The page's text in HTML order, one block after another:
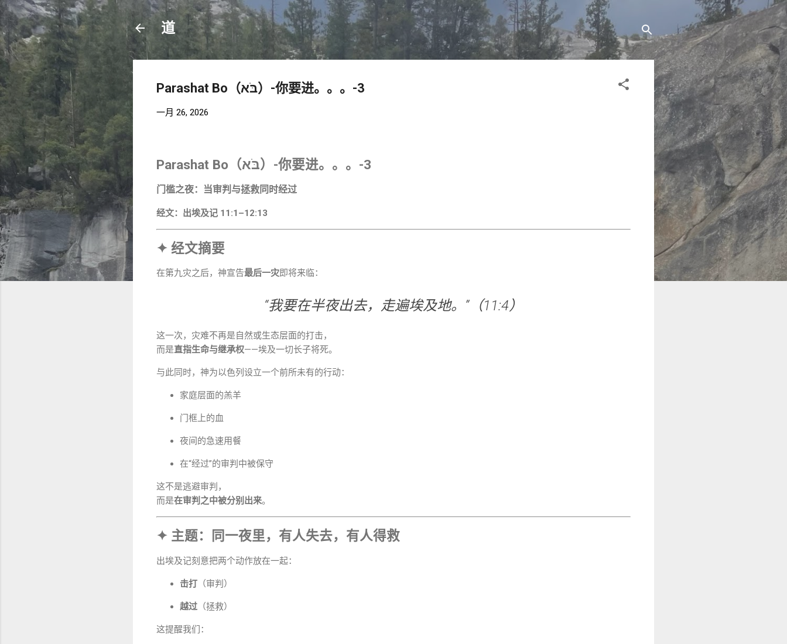
跳至主要内容
道
Parashat Bo（בֹּא）-你要进。。。-3
一月 26, 2026
Parashat Bo （בֹּא）-你要进。。。-3
门槛之夜：当审判与拯救同时经过
经文：出埃及记 11:1–12:13
✦ 经文摘要
在第九灾之后，神宣告最后一灾即将来临：
“我要在半夜出去，走遍埃及地。”（11:4）
这一次，灾难不再是自然或生态层面的打击，
而是直指生命与继承权——埃及一切长子将死。
与此同时，神为以色列设立一个前所未有的行动：
家庭层面的羔羊
门框上的血
夜间的急速用餐
在“经过”的审判中被保守
这不是逃避审判，
而是在审判之中被分别出来。
✦ 主题：同一夜里，有人失去，有人得救
出埃及记刻意把两个动作放在一起：
击打 （审判）
越过 （拯救）
这提醒我们：